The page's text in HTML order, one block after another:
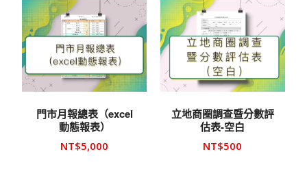
品
門市月報總表（excel
動態報表）
NT$5,000
立地商圈調查暨分數評
估表-空白
NT$500